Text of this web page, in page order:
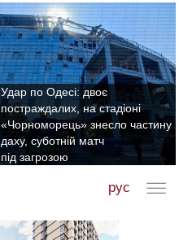
Удар по Одесі: двоє
постраждалих, на стадіоні
«Чорноморець» знесло частину
даху, суботній матч
під загрозою
рус